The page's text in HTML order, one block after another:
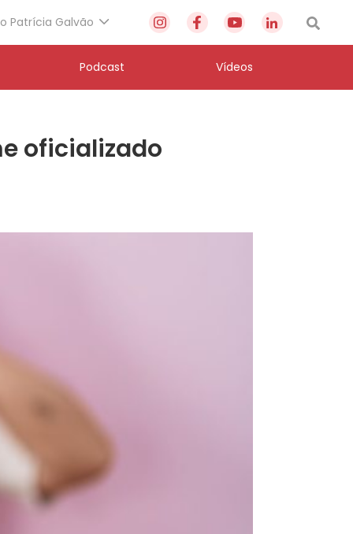
Patrícia Galvão
Podcast Vídeos
oficializado